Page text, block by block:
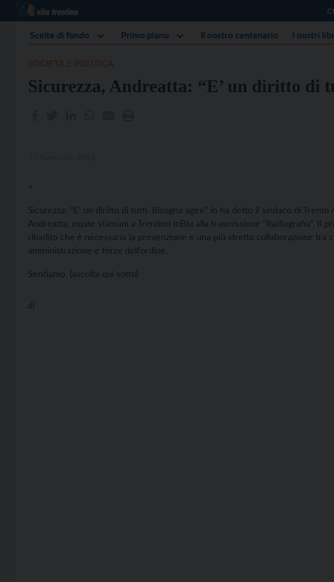
Scelte di fondo Primo piano Il nostro centenario I nostri
Sicurezza, Andreatta: “E’ un diritto di
>
Sicurezza: “E’ un diritto di tutti. Bisogna agire” lo ha detto il sindaco di Trento
Andreatta, ospite stamani a Trentino inBlu alla trasmissione “Radiografia”. Il
ribadito che è necessaria la prevenzione e una più stretta collaborazione tra
amministrazione e forze dell’ordine.
Sentiamo. (ascolta qui sotto)
di